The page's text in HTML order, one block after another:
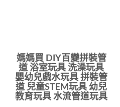
媽媽買 DIY百變拼裝管
道 浴室玩具 洗澡玩具
嬰幼兒戲水玩具 拼裝管
道 兒童STEM玩具 幼兒
教育玩具 水流管道玩具